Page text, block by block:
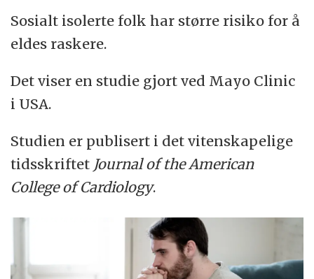
Sosialt isolerte folk har større risiko for å
eldes raskere.
Det viser en studie gjort ved Mayo Clinic
i USA.
Studien er publisert i det vitenskapelige
tidsskriftet Journal of the American
College of Cardiology.